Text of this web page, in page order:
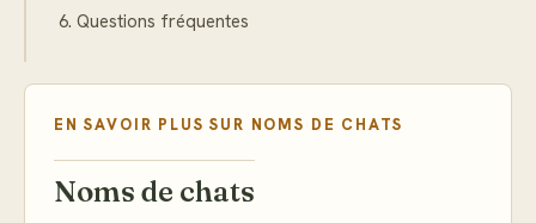
Questions fréquentes
EN SAVOIR PLUS SUR NOMS DE CHATS
Noms de chats